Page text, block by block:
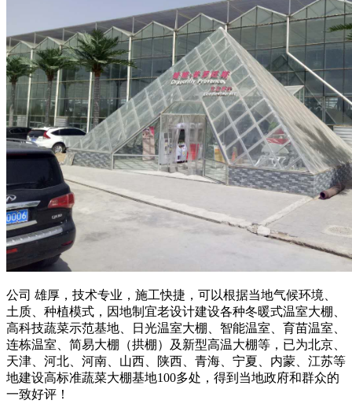
公司 雄厚，技术专业，施工快捷，可以根据当地气候环境、
土质、种植模式，因地制宜老设计建设各种冬暖式温室大棚、
高科技蔬菜示范基地、日光温室大棚、智能温室、育苗温室、
连栋温室、简易大棚（拱棚）及新型高温大棚等，已为北京、
天津、河北、河南、山西、陕西、青海、宁夏、内蒙、江苏等
地建设高标准蔬菜大棚基地100多处，得到当地政府和群众的
一致好评！